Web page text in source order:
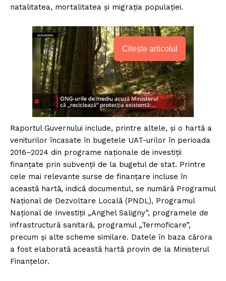
natalitatea, mortalitatea și migrația populației.
Citește articolul
Raportul Guvernului include, printre altele, și o hartă a
veniturilor încasate în bugetele UAT-urilor în perioada
2016–2024 din programe naționale de investiții
finanțate prin subvenții de la bugetul de stat. Printre
cele mai relevante surse de finanțare incluse în
această hartă, indică documentul, se numără Programul
Național de Dezvoltare Locală (PNDL), Programul
Național de Investiții „Anghel Saligny”, programele de
infrastructură sanitară, programul „Termoficare”,
precum și alte scheme similare. Datele în baza cărora
a fost elaborată această hartă provin de la Ministerul
Finanțelor.